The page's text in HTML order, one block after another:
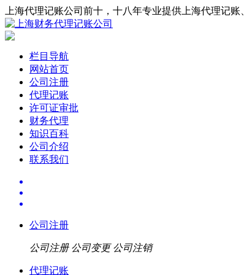
上海代理记账公司前十，十八年专业提供上海代理记
栏目导航
网站首页
公司注册
代理记账
许可证审批
财务代理
知识百科
公司介绍
联系我们
公司注册
公司注册 公司变更 公司注销
代理记账